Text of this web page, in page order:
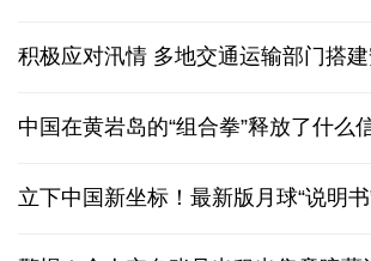
积极应对汛情 多地交通运输部门搭
中国在黄岩岛的“组合拳”释放了什么
立下中国新坐标！最新版月球“说明